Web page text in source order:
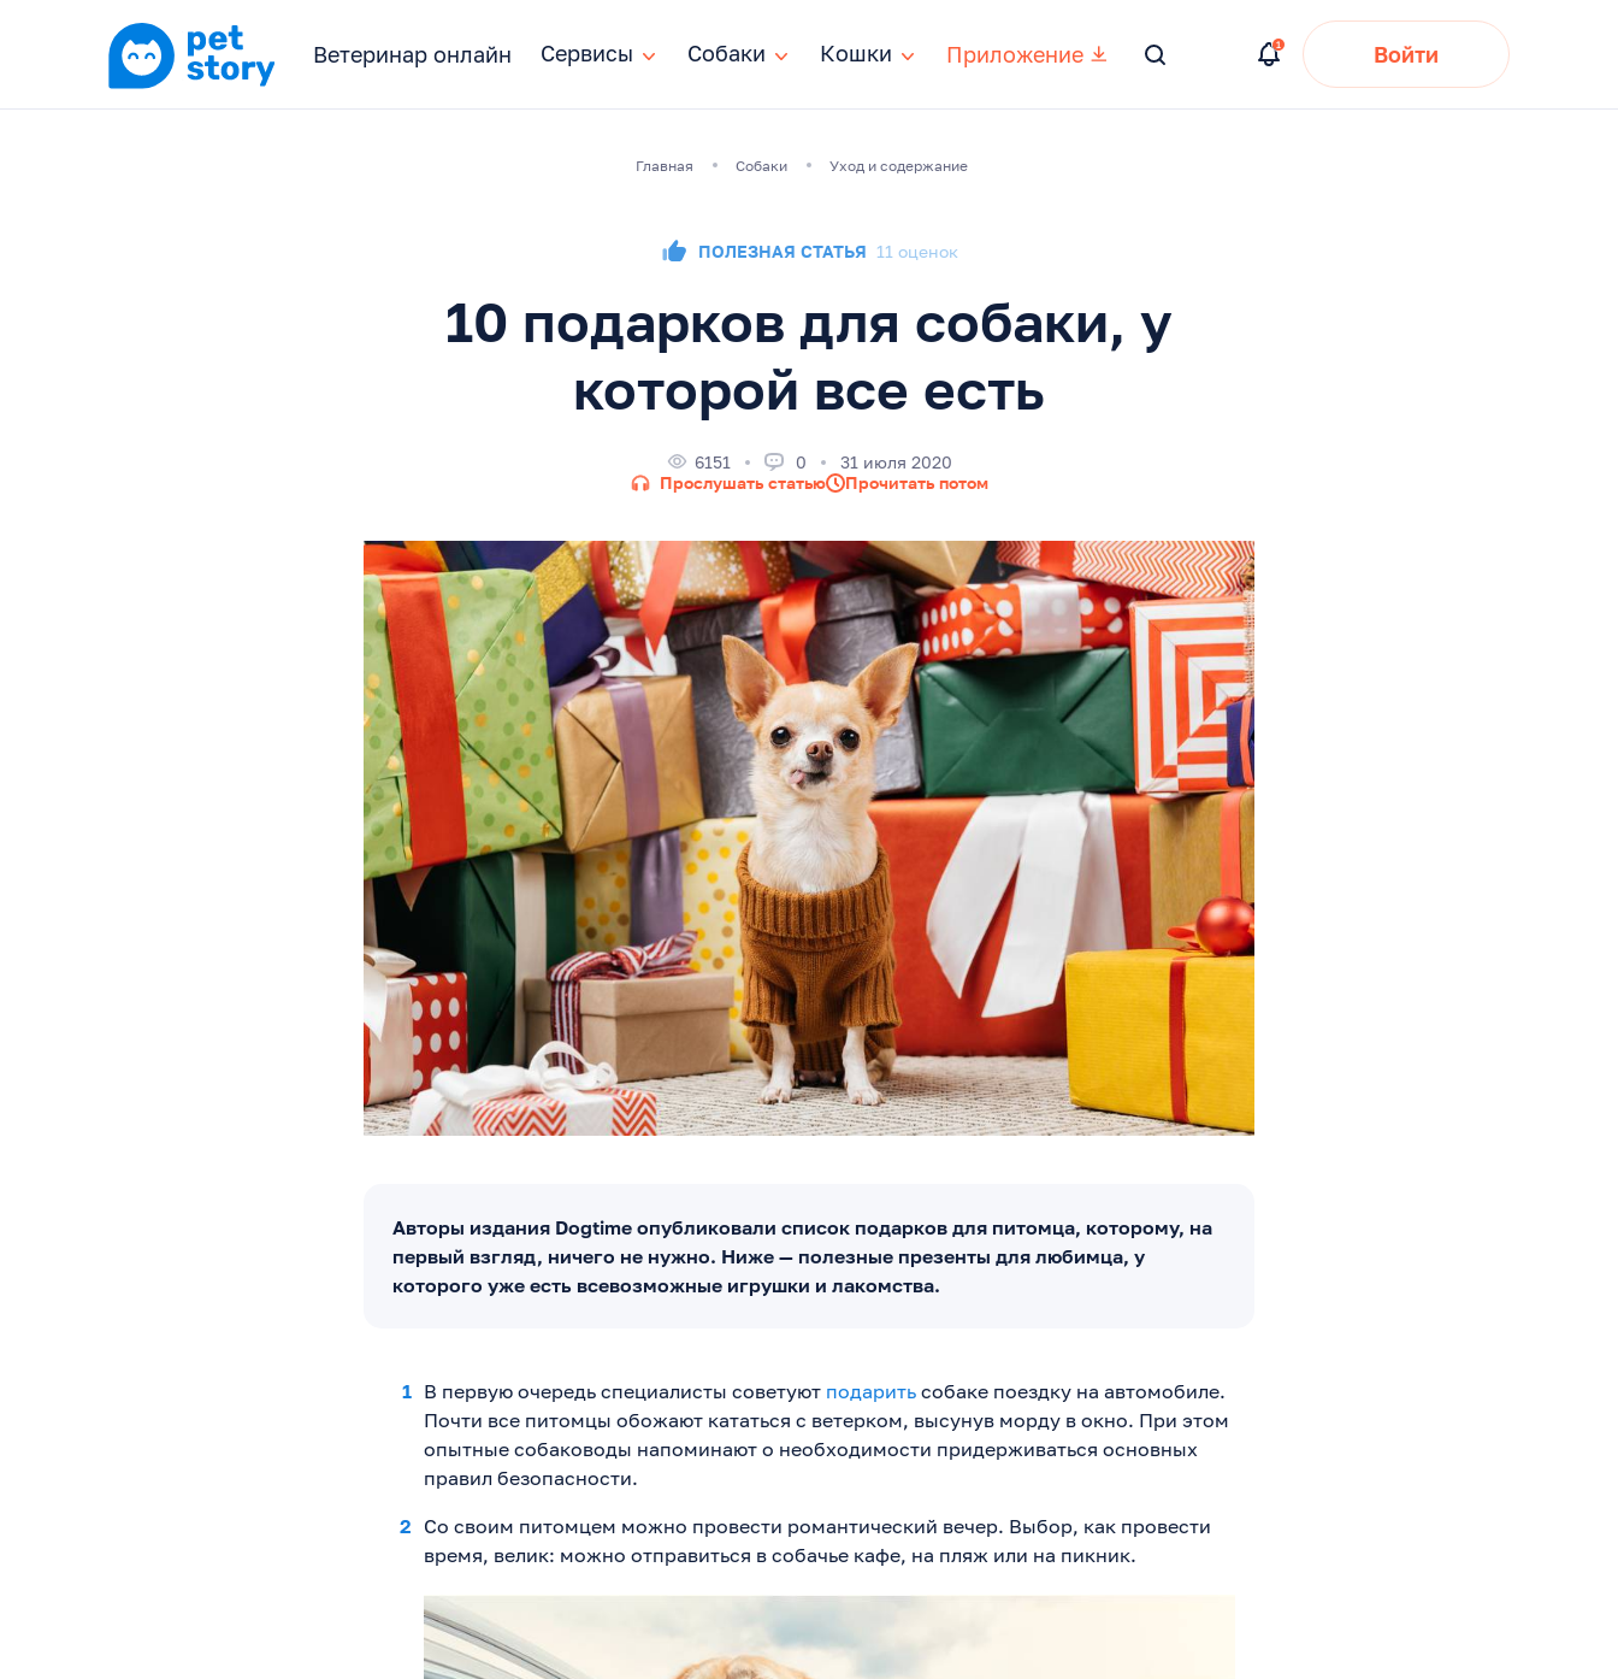
Ветеринар онлайн Сервисы
Сервисы Собаки
Собаки Кошки
Кошки Приложение Войти
Главная Собаки Уход и содержание
ПОЛЕЗНАЯ СТАТЬЯ 11 оценок
10 подарков для собаки, у
которой все есть
6151 0
31 июля 2020
Прослушать статью
Прочитать потом
Авторы издания Dogtime опубликовали список подарков для питомца, которому, на
первый взгляд, ничего не нужно. Ниже — полезные презенты для любимца, у
которого уже есть всевозможные игрушки и лакомства.
В первую очередь специалисты советуют подарить собаке поездку на автомобиле.
Почти все питомцы обожают кататься с ветерком, высунув морду в окно. При этом
опытные собаководы напоминают о необходимости придерживаться основных
правил безопасности.
Со своим питомцем можно провести романтический вечер. Выбор, как провести
время, велик: можно отправиться в собачье кафе, на пляж или на пикник.